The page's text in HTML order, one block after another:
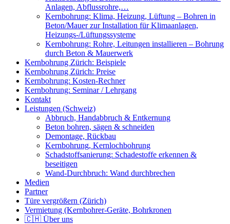
Anlagen, Abflussrohre,…
Kernbohrung: Klima, Heizung, Lüftung – Bohren in
Beton/Mauer zur Installation für Klimaanlagen,
Heizungs-/Lüftungssysteme
Kernbohrung: Rohre, Leitungen installieren – Bohrung
durch Beton & Mauerwerk
Kernbohrung Zürich: Beispiele
Kernbohrung Zürich: Preise
Kernbohrung: Kosten-Rechner
Kernbohrung: Seminar / Lehrgang
Kontakt
Leistungen (Schweiz)
Abbruch, Handabbruch & Entkernung
Beton bohren, sägen & schneiden
Demontage, Rückbau
Kernbohrung, Kernlochbohrung
Schadstoffsanierung: Schadestoffe erkennen &
beseitigen
Wand-Durchbruch: Wand durchbrechen
Medien
Partner
Türe vergrößern (Zürich)
Vermietung (Kernbohrer-Geräte, Bohrkronen
🇨🇭 Über uns